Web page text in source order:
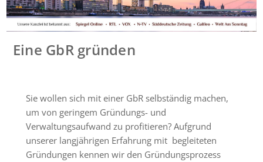
Eine GbR gründen
Sie wollen sich mit einer GbR selbständig machen,
um von geringem Gründungs- und
Verwaltungsaufwand zu profitieren? Aufgrund
unserer langjährigen Erfahrung mit begleiteten
Gründungen kennen wir den Gründungsprozess